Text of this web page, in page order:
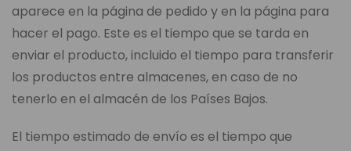
aparece en la página de pedido y en la página para
hacer el pago. Este es el tiempo que se tarda en
enviar el producto, incluido el tiempo para transferir
los productos entre almacenes, en caso de no
tenerlo en el almacén de los Países Bajos.
El tiempo estimado de envío es el tiempo que